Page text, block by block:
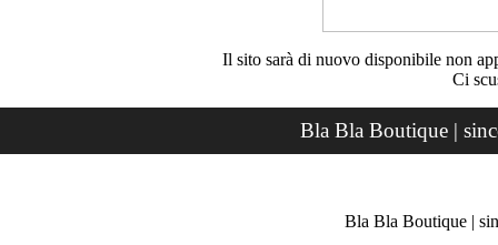
Il sito sarà di nuovo disponibile non
Ci
Bla Bla Boutique |
Bla Bla Boutique |